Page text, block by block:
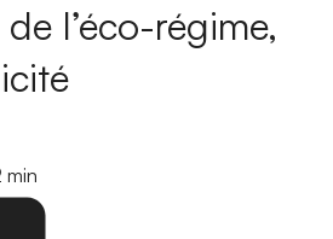
l’éco-régime,
min